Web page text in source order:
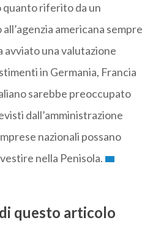
quanto riferito da un
americana sempre
avviato una valutazione
in Germania, Francia
sarebbe preoccupato
dall’amministrazione
nazionali possano
nella Penisola.
questo articolo